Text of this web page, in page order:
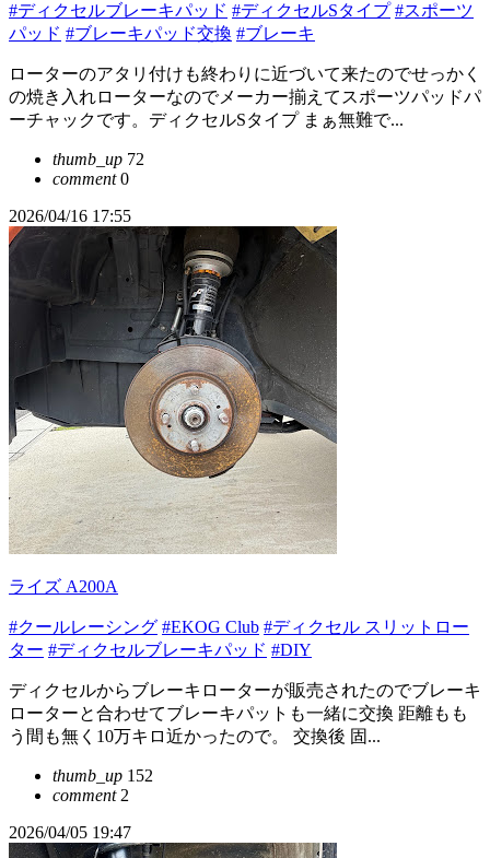
#ディクセルブレーキパッド #ディクセルSタイプ #スポーツ
パッド #ブレーキパッド交換 #ブレーキ
ローターのアタリ付けも終わりに近づいて来たのでせっかく
の焼き入れローターなのでメーカー揃えてスポーツパッドパ
ーチャックです。ディクセルSタイプ まぁ無難で...
thumb_up 72
comment0
2026/04/16 17:55
ライズ A200A
#クールレーシング #EKOG Club #ディクセル スリットロー
ター #ディクセルブレーキパッド #DIY
ディクセルからブレーキローターが販売されたのでブレーキ
ローターと合わせてブレーキパットも一緒に交換 距離もも
う間も無く10万キロ近かったので。 交換後 固...
thumb_up 152
comment2
2026/04/05 19:47